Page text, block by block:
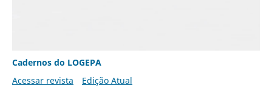
Cadernos do LOGEPA
Acessar revista
Edição Atual